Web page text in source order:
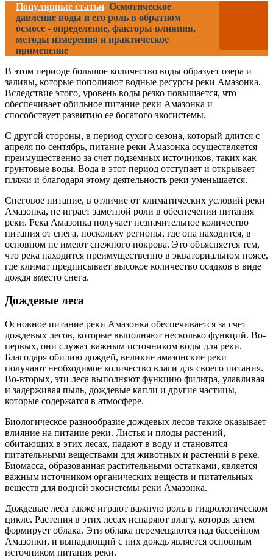
Популярные статьи Осмотическое
давление воды и его роль в обратном
осмосе - определение, факторы влияния,
методы измерения и практическое
применение
В этом периоде большое количество воды образует озера и
заливы, которые пополняют водные ресурсы реки Амазонка.
Вследствие этого, уровень воды резко повышается, что
обеспечивает обильное питание реки Амазонка и
способствует развитию ее богатого экосистемы.
С другой стороны, в период сухого сезона, который длится с
апреля по сентябрь, питание реки Амазонка осуществляется
преимущественно за счет подземных источников, таких как
грунтовые воды. Вода в этот период отступает и открывает
пляжи и благодаря этому деятельность реки уменьшается.
Снеговое питание, в отличие от климатических условий реки
Амазонка, не играет заметной роли в обеспечении питания
реки. Река Амазонка получает незначительное количество
питания от снега, поскольку регионы, где она находится, в
основном не имеют снежного покрова. Это объясняется тем,
что река находится преимущественно в экваториальном поясе,
где климат предписывает высокое количество осадков в виде
дождя вместо снега.
Дождевые леса
Основное питание реки Амазонка обеспечивается за счет
дождевых лесов, которые выполняют несколько функций. Во-
первых, они служат важным источником воды для реки.
Благодаря обилию дождей, великие амазонские реки
получают необходимое количество влаги для своего питания.
Во-вторых, эти леса выполняют функцию фильтра, улавливая
и задерживая пыль, дождевые капли и другие частицы,
которые содержатся в атмосфере.
Биологическое разнообразие дождевых лесов также оказывает
влияние на питание реки. Листья и плоды растений,
обитающих в этих лесах, падают в воду и становятся
питательными веществами для животных и растений в реке.
Биомасса, образованная растительными остатками, является
важным источником органических веществ и питательных
веществ для водной экосистемы реки Амазонка.
Дождевые леса также играют важную роль в гидрологическом
цикле. Растения в этих лесах испаряют влагу, которая затем
формирует облака. Эти облака перемещаются над бассейном
Амазонки, и выпадающий с них дождь является основным
источником питания реки.